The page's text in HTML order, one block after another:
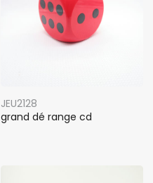
JEU2128
grand dé range cd